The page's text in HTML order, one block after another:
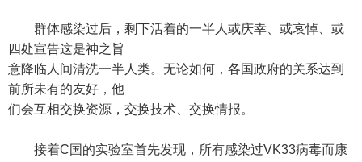
群体感染过后，剩下活着的一半人或庆幸、或哀悼、或
四处宣告这是神之旨
意降临人间清洗一半人类。无论如何，各国政府的关系达到
前所未有的友好，他
们会互相交换资源，交换技术、交换情报。
接着C国的实验室首先发现，所有感染过VK33病毒而康